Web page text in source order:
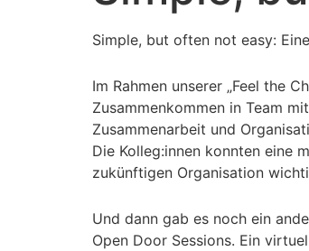
Simple, but often not easy:
Im Rahmen unserer „Feel the
Zusammenkommen in Team
Zusammenarbeit und
Die Kolleg:innen konnten eine
zukünftigen Organisation
Und dann gab es noch ein
Open Door Sessions. Ein